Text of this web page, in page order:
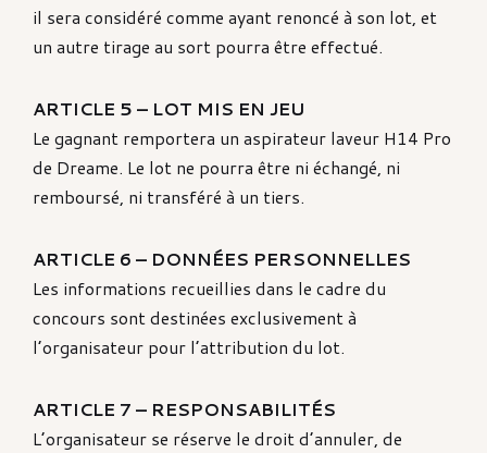
il sera considéré comme ayant renoncé à son lot, et
un autre tirage au sort pourra être effectué.
ARTICLE 5 – LOT MIS EN JEU
Le gagnant remportera un aspirateur laveur H14 Pro
de Dreame. Le lot ne pourra être ni échangé, ni
remboursé, ni transféré à un tiers.
ARTICLE 6 – DONNÉES PERSONNELLES
Les informations recueillies dans le cadre du
concours sont destinées exclusivement à
l’organisateur pour l’attribution du lot.
ARTICLE 7 – RESPONSABILITÉS
L’organisateur se réserve le droit d’annuler, de